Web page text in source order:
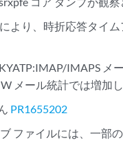
より、時折応答タイ
IMAPS
メール統計では増加
PR1655202
ファイルには、一部